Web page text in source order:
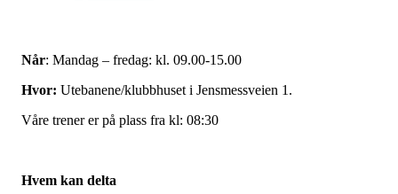
Når: Mandag – fredag: kl. 09.00-15.00
Hvor: Utebanene/klubbhuset i Jensmessveien 1.
Våre trener er på plass fra kl: 08:30
Hvem kan delta